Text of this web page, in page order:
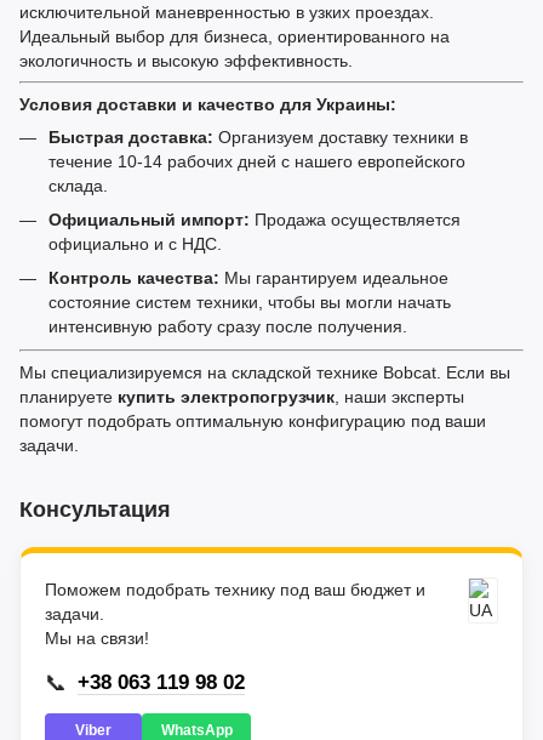
исключительной маневренностью в узких проездах.
Идеальный выбор для бизнеса, ориентированного на
экологичность и высокую эффективность.
Условия доставки и качество для Украины:
Быстрая доставка: Организуем доставку техники в
течение 10-14 рабочих дней с нашего европейского
склада.
Официальный импорт: Продажа осуществляется
официально и с НДС.
Контроль качества: Мы гарантируем идеальное
состояние систем техники, чтобы вы могли начать
интенсивную работу сразу после получения.
Мы специализируемся на складской технике Bobcat. Если вы
планируете купить электропогрузчик , наши эксперты
помогут подобрать оптимальную конфигурацию под ваши
задачи.
Консультация
Поможем подобрать технику под ваш бюджет и
задачи.
Мы на связи!
📞 +38 063 119 98 02
Viber WhatsApp